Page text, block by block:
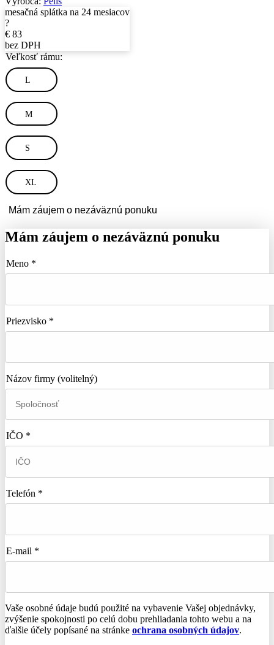
mesačná splátka na 24 mesiacov
?
€ 83
bez DPH
Veľkosť rámu:
L
M
S
XL
Mám záujem o nezáväznú ponuku
Mám záujem o nezáväznú ponuku
Meno *
Priezvisko *
Názov firmy (volitelný)
IČO *
Telefón *
E-mail *
Vaše osobné údaje budú použité na vybavenie Vašej objednávky,
zvýšenie spokojnosti po celú dobu prehliadania tohto webu a na
ďalšie účely popísané na stránke ochrana osobných údajov.